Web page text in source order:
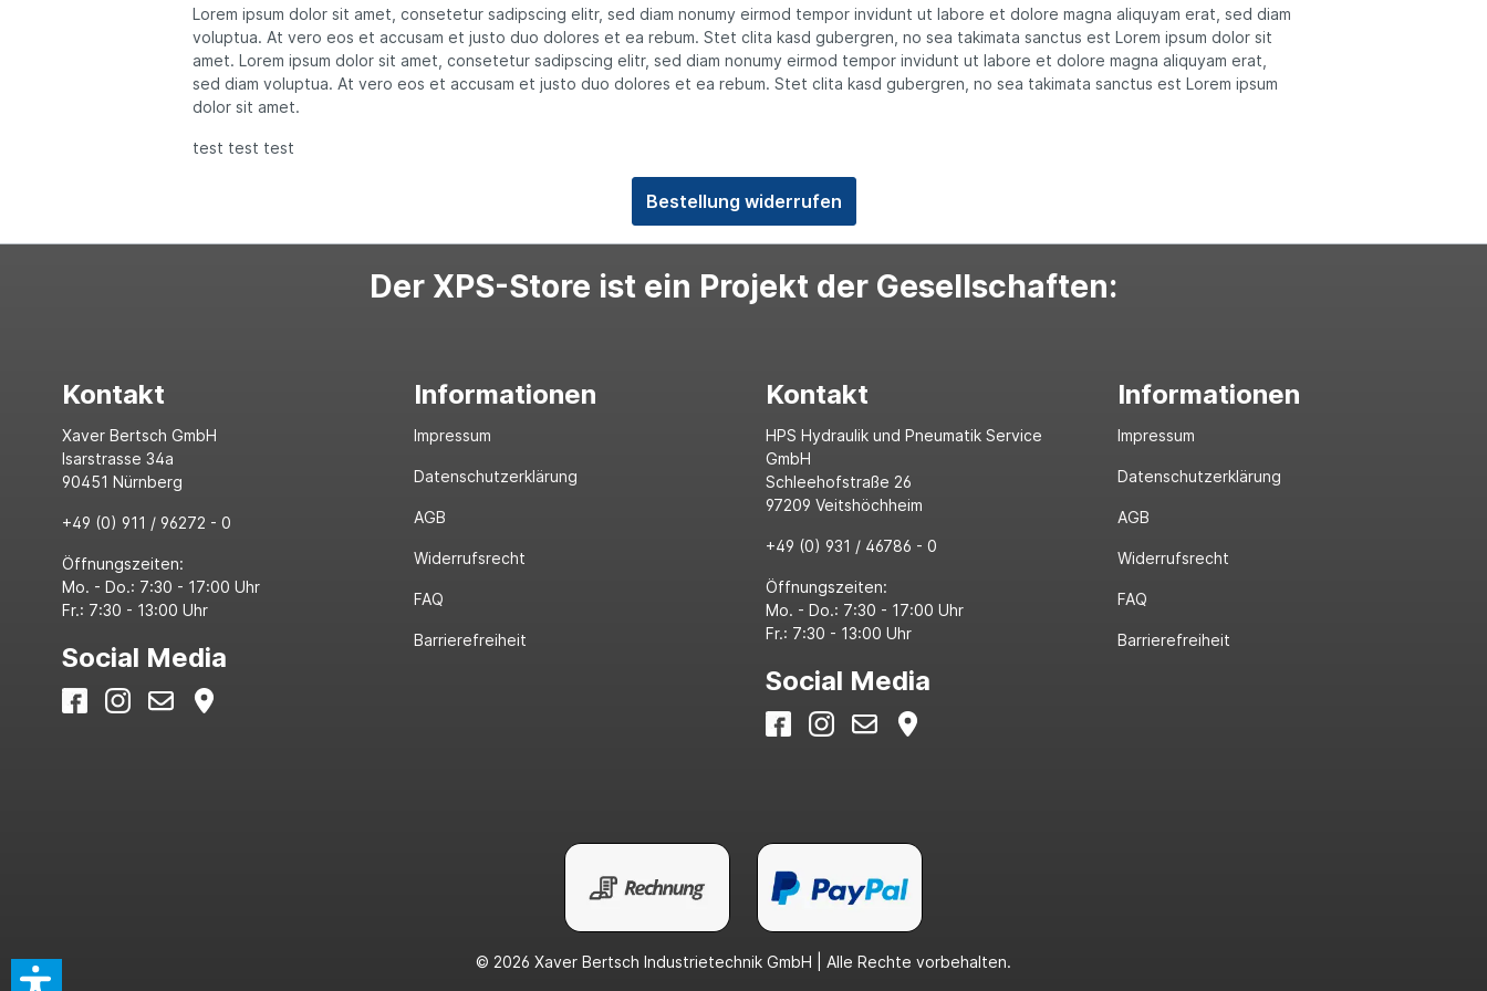
Lorem ipsum dolor sit amet, consetetur sadipscing elitr, sed diam nonumy eirmod tempor invidunt ut labore et dolore magna aliquyam erat, sed diam
voluptua. At vero eos et accusam et justo duo dolores et ea rebum. Stet clita kasd gubergren, no sea takimata sanctus est Lorem ipsum dolor sit
amet. Lorem ipsum dolor sit amet, consetetur sadipscing elitr, sed diam nonumy eirmod tempor invidunt ut labore et dolore magna aliquyam erat,
sed diam voluptua. At vero eos et accusam et justo duo dolores et ea rebum. Stet clita kasd gubergren, no sea takimata sanctus est Lorem ipsum
dolor sit amet.
test test test
Bestellung widerrufen
Der XPS-Store ist ein Projekt der Gesellschaften:
Kontakt
Xaver Bertsch GmbH
Isarstrasse 34a
90451 Nürnberg
+49 (0) 911 / 96272 - 0
Öffnungszeiten:
Mo. - Do.: 7:30 - 17:00 Uhr
Fr.: 7:30 - 13:00 Uhr
Social Media
Informationen
Impressum
Datenschutzerklärung
AGB
Widerrufsrecht
FAQ
Barrierefreiheit
Kontakt
HPS Hydraulik und Pneumatik Service
GmbH
Schleehofstraße 26
97209 Veitshöchheim
+49 (0) 931 / 46786 - 0
Öffnungszeiten:
Mo. - Do.: 7:30 - 17:00 Uhr
Fr.: 7:30 - 13:00 Uhr
Social Media
Informationen
Impressum
Datenschutzerklärung
AGB
Widerrufsrecht
FAQ
Barrierefreiheit
© 2026 Xaver Bertsch Industrietechnik GmbH | Alle Rechte vorbehalten.